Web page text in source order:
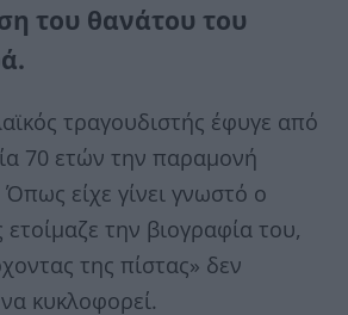
του θανάτου του
τραγουδιστής έφυγε από
70 ετών την παραμονή
είχε γίνει γνωστό ο
την βιογραφία του,
της πίστας» δεν
κυκλοφορεί.